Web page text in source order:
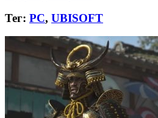
Тег: PC, UBISOFT